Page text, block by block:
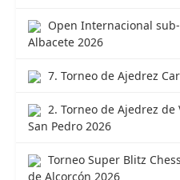
Open Internacional
Albacete 2026
7. Torneo de Ajedrez
2. Torneo de Ajedrez de
San Pedro 2026
Torneo Super Blitz
de Alcorcón 2026